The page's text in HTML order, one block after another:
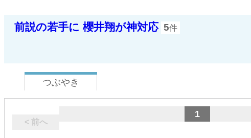
前説の若手に 櫻井翔が神対応 5件
つぶやき
< 前へ
1